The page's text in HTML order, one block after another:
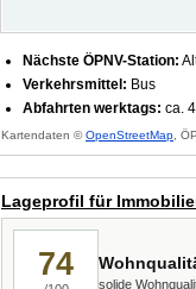
Nächste ÖPNV-Station:
Verkehrsmittel: Bus
Abfahrten werktags: ca.
Kartendaten ©OpenStreetMap ,
Lageprofil für
74
solide